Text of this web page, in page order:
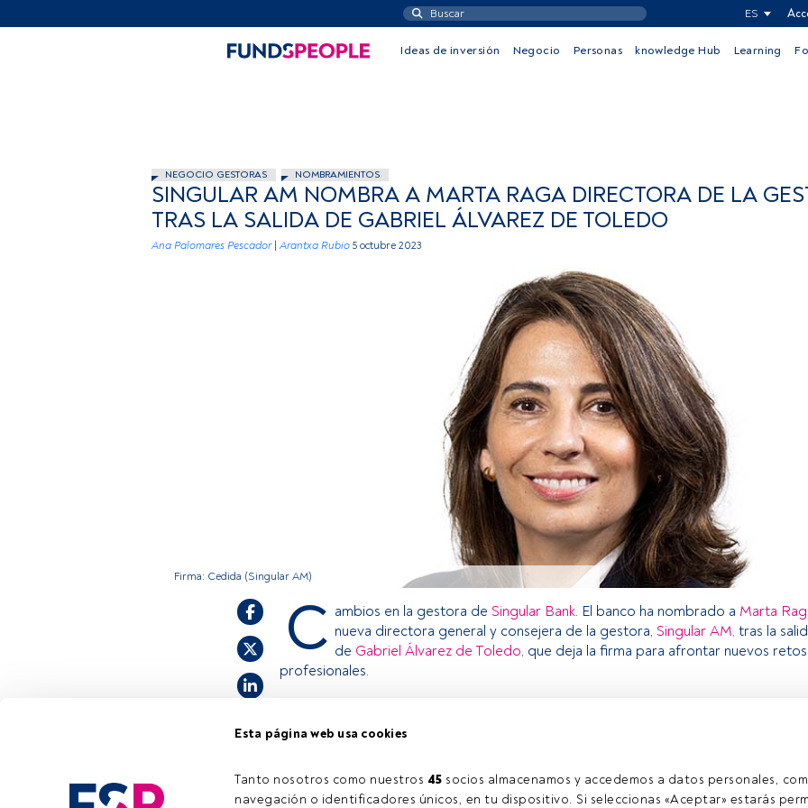
Esta página web usa cookies
Tanto nosotros como nuestros 45 socios almacenamos y accedemos a datos personales,
navegación o identificadores únicos, en tu dispositivo. Si seleccionas «Aceptar» estarás
ES
Ideas de inversión Negocio Personas knowledge Hub Learning
NEGOCIO GESTORAS NOMBRAMIENTOS
SINGULAR AM NOMBRA A MARTA RAGA DIRECTORA DE LA
TRAS LA SALIDA DE GABRIEL ÁLVAREZ DE TOLEDO
Ana Palomares Pescador Arantxa Rubio 5 octubre 2023
Firma: Cedida (Singular AM)
C ambios en la gestora de Singular Bank. El banco ha nombrado a Marta
nueva directora general y consejera de la gestora, Singular AM, tras la
de Gabriel Álvarez de Toledo, que deja la firma para afrontar nuevos retos
profesionales.
Este es un artículo exclusivo para los usuarios registrados de FundsPeople. Si ya
invitamos a registrarte y disfrutar de todo el universo que ofrece FundsPeople.
Accede a FundsPeople